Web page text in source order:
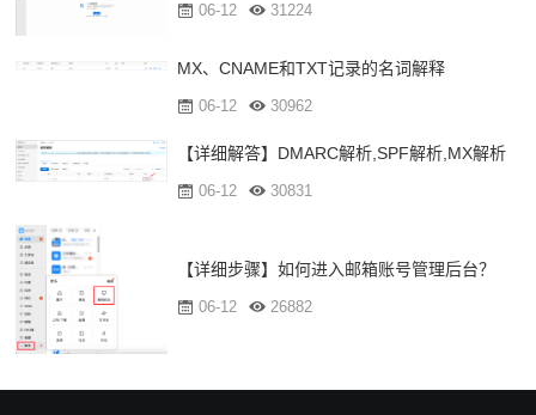
06-12 31224
MX、CNAME和TXT记录的名词解释
06-12 30962
【详细解答】DMARC解析,SPF解析,MX解析
06-12 30831
【详细步骤】如何进入邮箱账号管理后台？
06-12 26882